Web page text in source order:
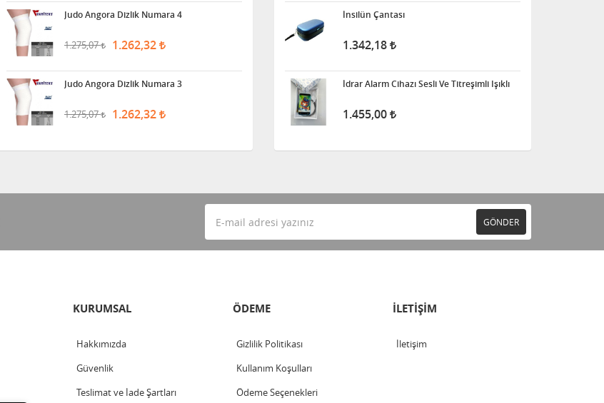
Judo Angora Dizlik Numara 4
1.275,07 1.262,32
Judo Angora Dizlik Numara 3
1.275,07 1.262,32
İnsilün Çantası
1.342,18
İdrar Alarm Cihazı Sesli Ve Titreşimli Işıklı
1.455,00
GÖNDER
KURUMSAL
Hakkımızda
Güvenlik
Teslimat ve İade Şartları
ÖDEME
Gizlilik Politikası
Kullanım Koşulları
Ödeme Seçenekleri
İLETİŞİM
İletişim